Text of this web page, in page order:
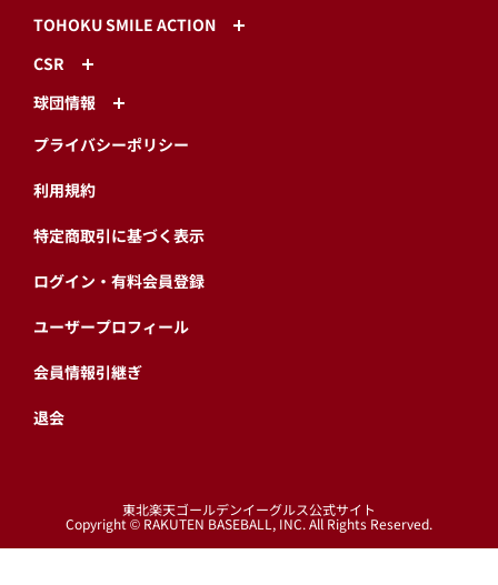
TOHOKU SMILE ACTION
CSR
球団情報
プライバシーポリシー
利用規約
特定商取引に基づく表示
ログイン・有料会員登録
ユーザープロフィール
会員情報引継ぎ
退会
東北楽天ゴールデンイーグルス公式サイト
Copyright © RAKUTEN BASEBALL, INC. All Rights Reserved.